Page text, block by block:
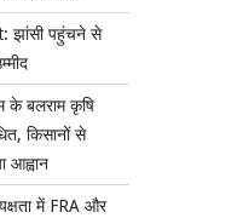
झांसी पहुंचने से
के बलराम कृषि
किसानों से
आह्वान
में FRA और